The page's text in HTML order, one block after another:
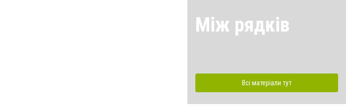
Між рядків
Всі матеріали тут